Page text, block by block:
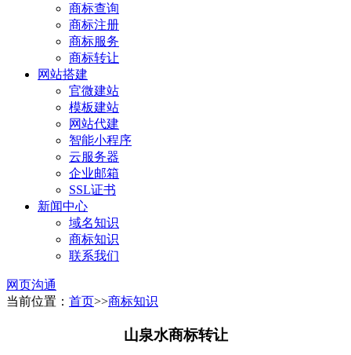
商标查询
商标注册
商标服务
商标转让
网站搭建
官微建站
模板建站
网站代建
智能小程序
云服务器
企业邮箱
SSL证书
新闻中心
域名知识
商标知识
联系我们
网页沟通
当前位置： 首页>>商标知识
山泉水商标转让